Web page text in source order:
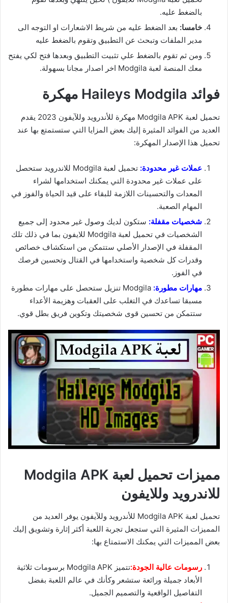
بالضغط عليه.
خامسا: بعد الضغط عليه من شريط الاشعارات او التوجه الى
مدير الملفات وتبحث عن التطبيق وتقوم بالضغط عليه
ومن ثم تقوم بالضغط علي تثبيت التطبيق وبعدها فتح لكي يفتح
معك المنصة لعبة Modgila اخر اصدار مجانا بسهولة.
فوائد Haileys Modgila مهكرة
تحميل لعبة Modgila APK مهكرة للأندرويد وللآيفون 2023 يقدم
العديد من الفوائد المثيرة إليك بعض المزايا التي ستستمتع بها عند
تحميل هذا الإصدار المهكرة:
عملات غير محدودة:
تحميل لعبة Modgila للاندرويد ستحصل
على عملات غير محدودة التي يمكنك استخدامها لشراء
المعدات والتحسينات اللازمة للبقاء على قيد الحياة والفوز في
المهام الصعبة.
شخصيات مقفلة: ستكون لديك وصول غير محدود إلى جميع
الشخصيات في تحميل لعبة Modgila للايفون بما في ذلك تلك
المقفلة في الإصدار الأصلي ستتمكن من استكشاف خصائص
وقدرات كل شخصية واستخدامها في القتال وتحسين فرصك
في الفوز.
مهارات مطورة:
Modgila تنزيل ستحصل على مهارات مطورة
مسبقا تساعدك في التغلب على العقبات وهزيمة الأعداء
ستتمكن من تحسين قوى شخصيتك وتكوين فريق بطل قوي.
مميزات تحميل لعبة Modgila APK
للاندرويد وللايفون
تحميل لعبة Modgila APK للأندرويد وللآيفون يوفر العديد من
المميزات المثيرة التي ستجعل تجربة اللعبة أكثر إثارة وتشويق إليك
بعض المميزات التي يمكنك الاستمتاع بها:
رسومات عالية الجودة:
تتميز Modgila APK برسومات ثلاثية
الأبعاد جميلة ورائعة ستشعر وكأنك في عالم اللعبة بفضل
التفاصيل الواقعية والتصميم الجميل.